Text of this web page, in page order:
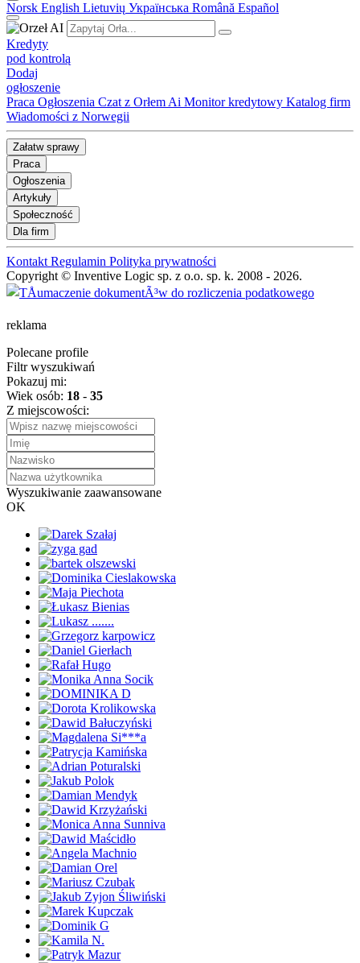
Norsk English Lietuvių Українська Română Español
Kredyty
pod kontrolą
Dodaj
ogłoszenie
Praca Ogłoszenia Czat z Orłem Ai Monitor kredytowy Katalog firm
Wiadomości z Norwegii
Załatw sprawy
Praca
Ogłoszenia
Artykuły
Społeczność
Dla firm
Kontakt Regulamin Polityka prywatności
Copyright © Inventive Logic sp. z o.o. sp. k. 2008 - 2026.
reklama
Polecane profile
Filtr wyszukiwań
Pokazuj mi:
Wiek osób: 18 - 35
Z miejscowości:
Wyszukiwanie zaawansowane
OK